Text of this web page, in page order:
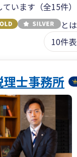
います（全15件）
とは
士事務所